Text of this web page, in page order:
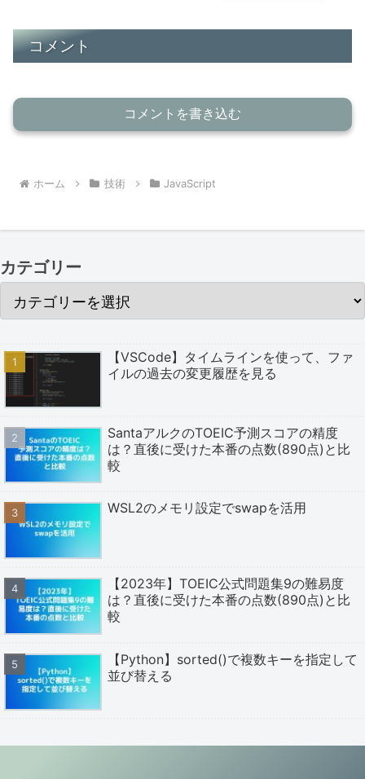
コメント
コメントを書き込む
ホーム 技術 JavaScript
カテゴリー
【VSCode】タイムラインを使って、ファ
イルの過去の変更履歴を見る
SantaアルクのTOEIC予測スコアの精度
は？直後に受けた本番の点数(890点)と比
較
WSL2のメモリ設定でswapを活用
【2023年】TOEIC公式問題集9の難易度
は？直後に受けた本番の点数(890点)と比
較
【Python】sorted()で複数キーを指定して
並び替える